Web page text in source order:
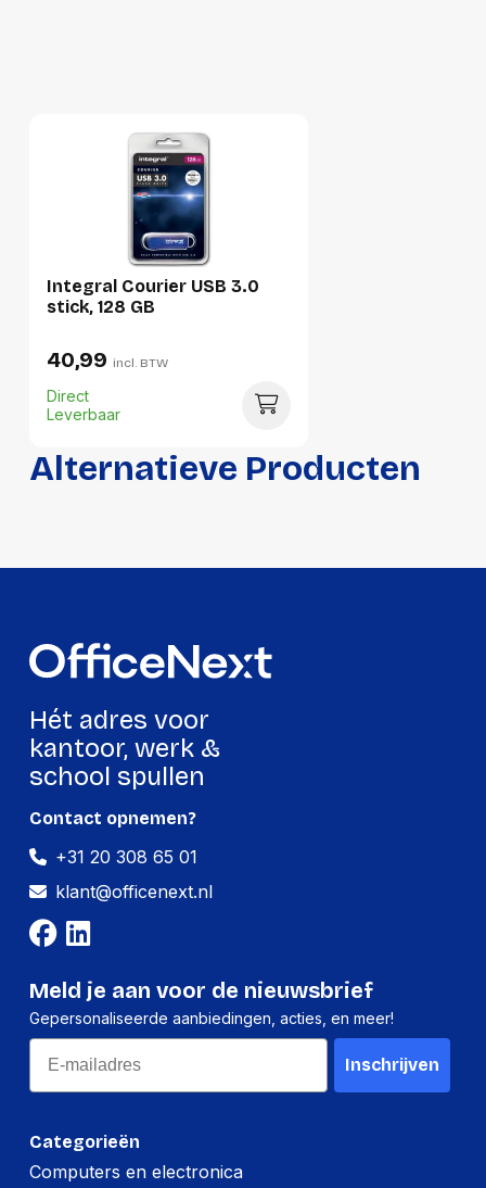
Hoeveelheid:
Gewicht:
Alternatieve Producten
Integral Courier USB 3.0
stick, 128 GB
40,99 incl. BTW
Direct
Leverbaar
Hét adres voor
kantoor, werk &
school spullen
Categorieën
Computers en electronica
Contact opnemen?
+31 20 308 65 01
klant@officenext.nl
Meld je aan voor de nieuwsbrief
Gepersonaliseerde aanbiedingen, acties, en meer!
Email
Inschrijven